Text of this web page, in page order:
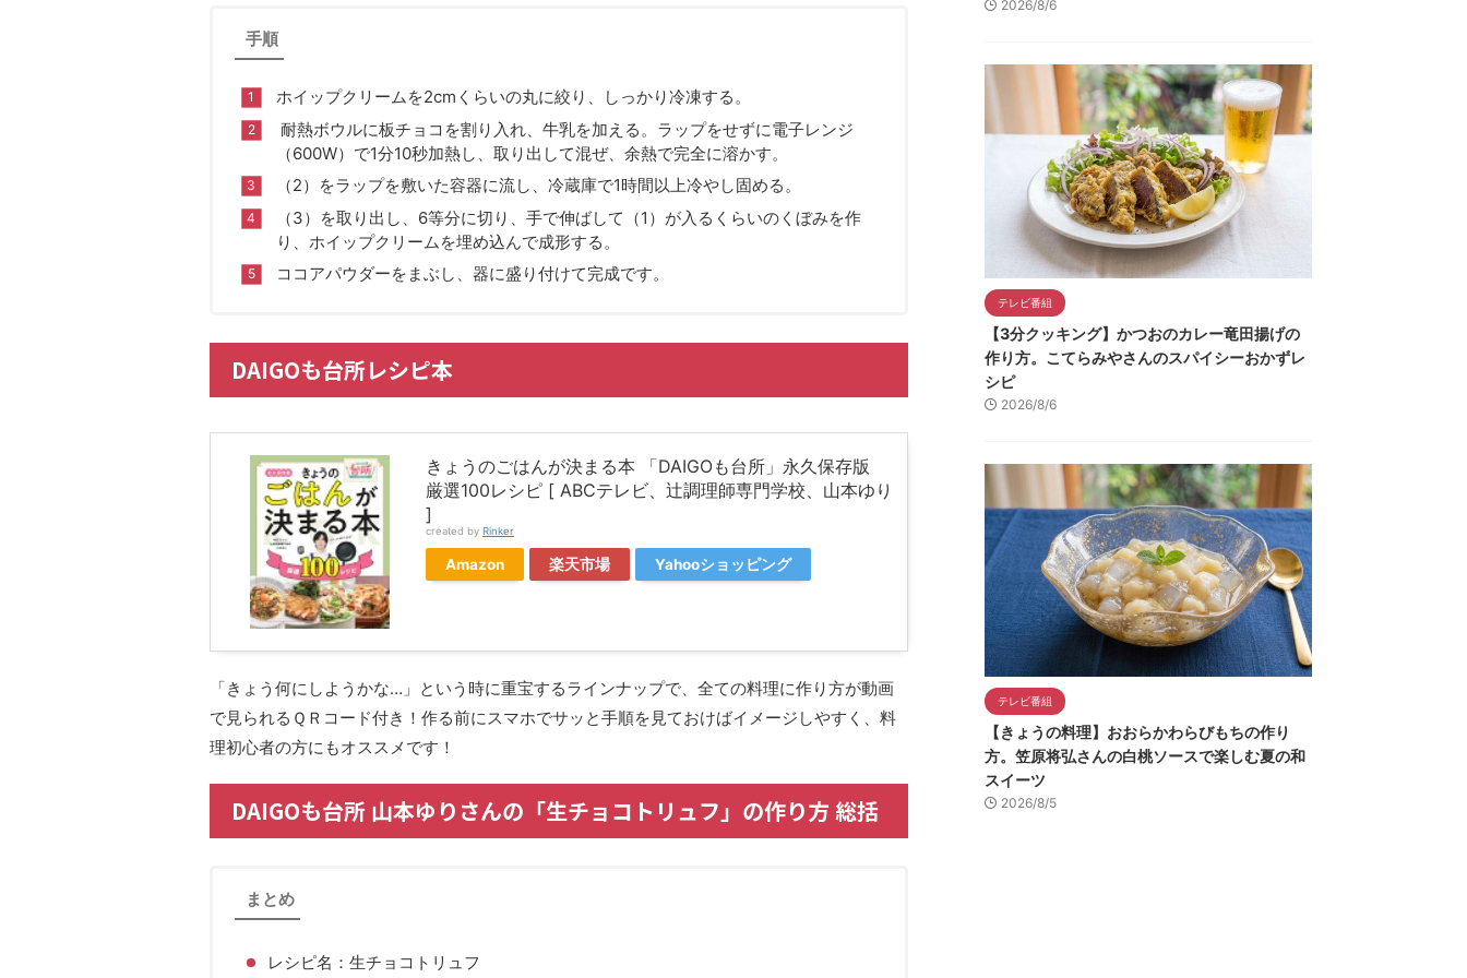
手順
ホイップクリームを2cmくらいの丸に絞り、しっかり冷凍する。
耐熱ボウルに板チョコを割り入れ、牛乳を加える。ラップをせずに電子レンジ
（600W）で1分10秒加熱し、取り出して混ぜ、余熱で完全に溶かす。
（2）をラップを敷いた容器に流し、冷蔵庫で1時間以上冷やし固める。
（3）を取り出し、6等分に切り、手で伸ばして（1）が入るくらいのくぼみを作
り、ホイップクリームを埋め込んで成形する。
ココアパウダーをまぶし、器に盛り付けて完成です。
DAIGOも台所レシピ本
きょうのごはんが決まる本 「DAIGOも台所」永久保存版
厳選100レシピ [ ABCテレビ、辻󠄀調理師専門学校、山本ゆり
]
created by Rinker
Amazon 楽天市場 Yahooショッピング
「きょう何にしようかな…」という時に重宝するラインナップで、全ての料理に作り方が動画
で見られるＱＲコード付き！作る前にスマホでサッと手順を見ておけばイメージしやすく、料
理初心者の方にもオススメです！
DAIGOも台所 山本ゆりさんの「生チョコトリュフ」の作り方 総括
まとめ
レシピ名：生チョコトリュフ
2026/8/6
テレビ番組
【3分クッキング】かつおのカレー竜田揚げの
作り方。こてらみやさんのスパイシーおかずレ
シピ
2026/8/6
テレビ番組
【きょうの料理】おおらかわらびもちの作り
方。笠原将弘さんの白桃ソースで楽しむ夏の和
スイーツ
2026/8/5